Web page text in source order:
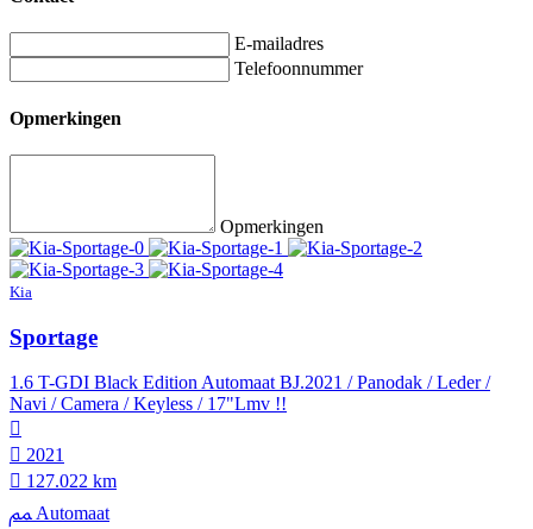
E-mailadres
Telefoonnummer
Opmerkingen
Opmerkingen
Kia
Sportage
1.6 T-GDI Black Edition Automaat BJ.2021 / Panodak / Leder /
Navi / Camera / Keyless / 17"Lmv !!
2021
127.022 km
Automaat